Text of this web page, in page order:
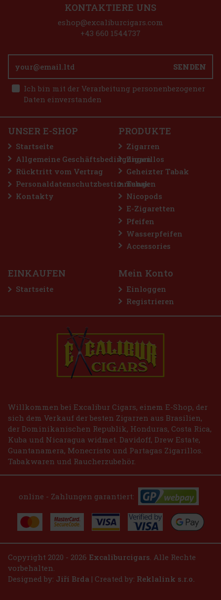
Plasencia Alma Fuerte Sixto I - Hexagono A/T 1/10
Bestellen
E-Zigarette LIO BASE PRO - Onyx
AUF LAGER(5 st)
2.47 € ohne VAT
(2 st)
SENDEN
Ich bin mit der Verarbeitung personenbezogener
Daten einverstanden
KONTAKTIERE UNS
eshop@excaliburcigars.com
+43 660 1544737
UNSER E-SHOP
Startseite
Allgemeine Geschäftsbedingungen
Rücktritt vom Vertrag
Personaldatenschutzbestimmungen
Kontakty
PRODUKTE
Zigarren
Zigarillos
Geheizter Tabak
Tabak
Nicopods
E-Zigaretten
Pfeifen
Wasserpfeifen
Accessories
EINKAUFEN
Startseite
Mein Konto
Einloggen
Registrieren
Willkommen bei Excalibur Cigars, einem E-Shop, der
sich dem Verkauf der besten Zigarren aus Brasilien,
der Dominikanischen Republik, Honduras, Costa Rica,
Kuba und Nicaragua widmet. Davidoff, Drew Estate,
Guantanamera, Monecristo und Partagas Zigarillos.
Tabakwaren und Raucherzubehör.
online - Zahlungen garantiert:
Copyright 2020 - 2026 Excaliburcigars . Alle Rechte
vorbehalten.
Designed by: Jiří Brda | Created by: Reklalink s.r.o.